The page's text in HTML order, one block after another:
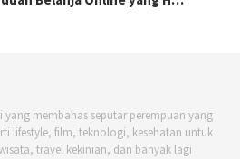
yang membahas seputar perempuan yang
lifestyle, film, teknologi, kesehatan untuk
travel kekinian, dan banyak lagi